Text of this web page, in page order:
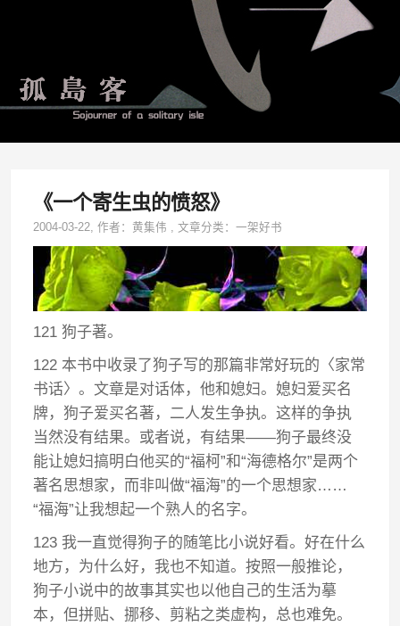
《一个寄生虫的愤怒》
2004-03-22, 作者：黄集伟 ,文章分类：一架好书
121 狗子著。
122 本书中收录了狗子写的那篇非常好玩的〈家常
书话〉。文章是对话体，他和媳妇。媳妇爱买名
牌，狗子爱买名著，二人发生争执。这样的争执
当然没有结果。或者说，有结果——狗子最终没
能让媳妇搞明白他买的“福柯”和“海德格尔”是两个
著名思想家，而非叫做“福海”的一个思想家……
“福海”让我想起一个熟人的名字。
123 我一直觉得狗子的随笔比小说好看。好在什么
地方，为什么好，我也不知道。按照一般推论，
狗子小说中的故事其实也以他自己的生活为摹
本，但拼贴、挪移、剪粘之类虚构，总也难免。